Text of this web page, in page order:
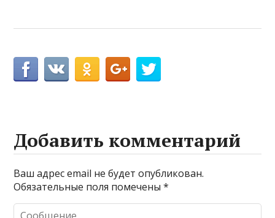
Добавить комментарий
Ваш адрес email не будет опубликован.
Обязательные поля помечены*